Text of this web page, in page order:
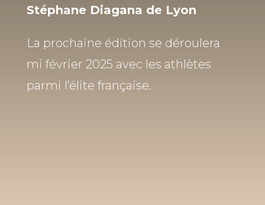
Stéphane Diagana de Lyon
La prochaine édition se déroulera
mi février 2025 avec les athlètes
parmi l’élite française.